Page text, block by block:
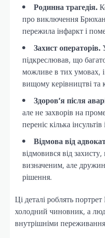
Родинна трагедія.
про виключення
пережила інфаркт і
Захист операторів.
підкреслював, що
можливе в тих умовах,
вищому керівництві та
Здоров’я після
але не захворів на
переніс кілька
Відмова від
відмовився від
визначеним, але
рішення.
Ці деталі роблять
холодний чиновник, а
внутрішніми